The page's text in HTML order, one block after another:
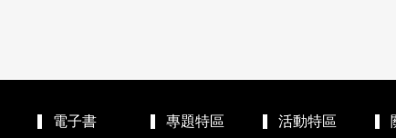
電子書 專題特區 活動特區